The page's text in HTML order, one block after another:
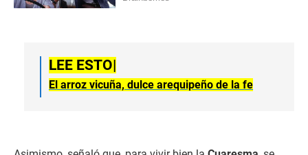
LEE ESTO|
El arroz vicuña, dulce arequipeño de la fe